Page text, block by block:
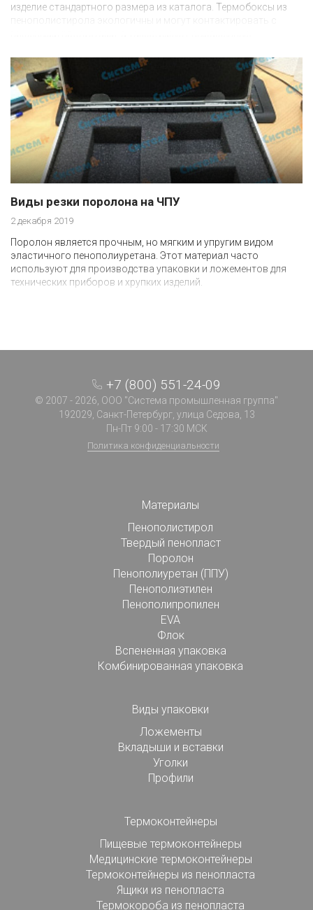
изделие стандартного размера из каталога. Термобоксы из
пенополистирола экологичны и могут контактировать с
температурный режим сохраняется до 72 часов.
Виды резки поролона на ЧПУ
2 декабря 2019
Поролон является прочным, но мягким и упругим видом
эластичного пенополиуретана. Этот материал часто
используют для производства упаковки и ложементов для
технических приборов и хрупких изделий.
+7 (800) 551-24-09
© 2007 - 2026, ООО "Система промышленная группа"
192029, Санкт-Петербург, улица Седова, 13
Пн-Пт 9:00 - 17:30 МСК
Политика конфиденциальности
Материалы
Пенополистирол
Твердый пенопласт
Поролон
Пенополиуретан (ППУ)
Пенополиэтилен
Пенополипропилен
EVA
Флок
Вспененная упаковка
Комбинированная упаковка
Виды упаковки
Ложементы
Вкладыши и вставки
Уголки
Профили
Термоконтейнеры
Пищевые термоконтейнеры
Медицинские термоконтейнеры
Термоконтейнеры из пенопласта
Ящики из пенопласта
Термокороба из пенопласта